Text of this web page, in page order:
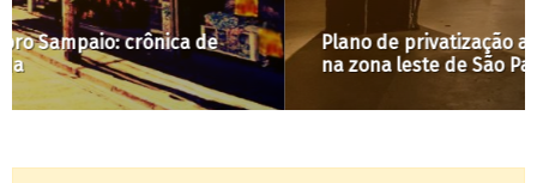
Plano de privatização ameaça ocupação cultural
na zona leste de São Paulo